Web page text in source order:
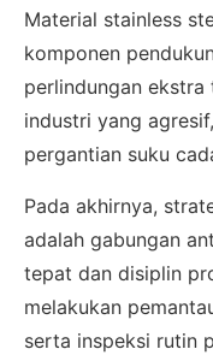
Material stainless
komponen
perlindungan
industri yang
pergantian suku
Pada akhirnya,
adalah gabungan
tepat dan disiplin
melakukan
serta inspeksi rutin